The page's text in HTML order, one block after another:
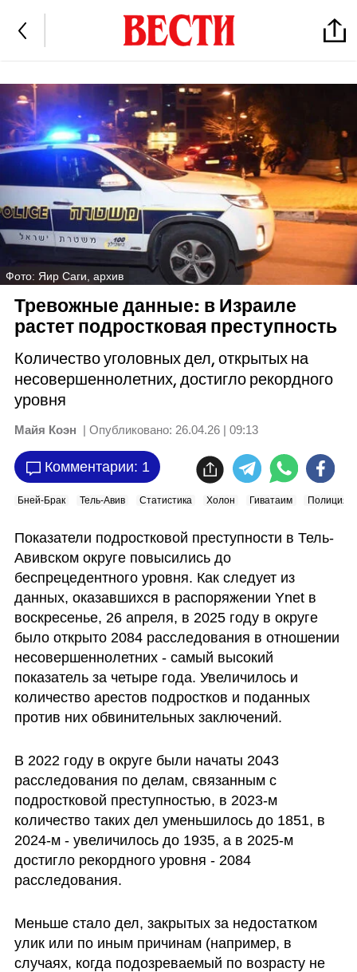
Фото: Яир Саги, архив
Тревожные данные: в Израиле
растет подростковая преступность
Количество уголовных дел, открытых на
несовершеннолетних, достигло рекордного
уровня
Майя Коэн | Опубликовано: 26.04.26 | 09:13
Комментарии: 1
Бней-Брак Тель-Авив Статистика Холон Гиватаим Полиция
Показатели подростковой преступности в Тель-
Авивском округе повысились до
беспрецедентного уровня. Как следует из
данных, оказавшихся в распоряжении Ynet в
воскресенье, 26 апреля, в 2025 году в округе
было открыто 2084 расследования в отношении
несовершеннолетних - самый высокий
показатель за четыре года. Увеличилось и
количество арестов подростков и поданных
против них обвинительных заключений.
В 2022 году в округе были начаты 2043
расследования по делам, связанным с
подростковой преступностью, в 2023-м
количество таких дел уменьшилось до 1851, в
2024-м - увеличилось до 1935, а в 2025-м
достигло рекордного уровня - 2084
расследования.
Меньше стало дел, закрытых за недостатком
улик или по иным причинам (например, в
случаях, когда подозреваемый по возрасту не